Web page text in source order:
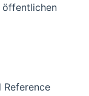
öffentlichen
Reference